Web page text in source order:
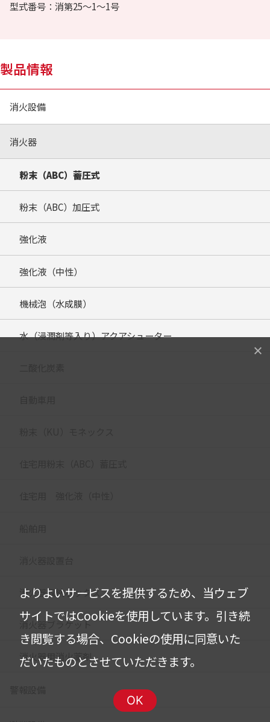
型式番号：消第25～1～1号
製品情報
消火設備
消火器
粉末（ABC）蓄圧式
粉末（ABC）加圧式
強化液
強化液（中性）
機械泡（水成膜）
水（浸潤剤等入り）アクアシューター
消火器収納ボックス
消火器ブラケット
消火器用消火薬剤
よりよいサービスを提供するため、当ウェブ
サイトではCookieを使用しています。 引き続
き閲覧する場合、Cookieの使用に同意いた
だいたものとさせていただきます。
OK